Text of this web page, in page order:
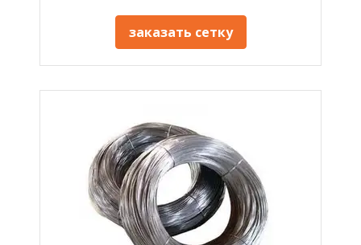
заказать сетку